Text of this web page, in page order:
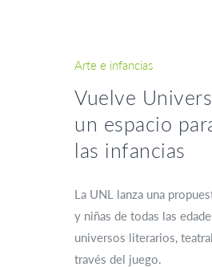
Arte e infancias
Vuelve
un espacio
las infancias
La UNL lanza una
y niñas de todas las
universos literarios,
través del juego.